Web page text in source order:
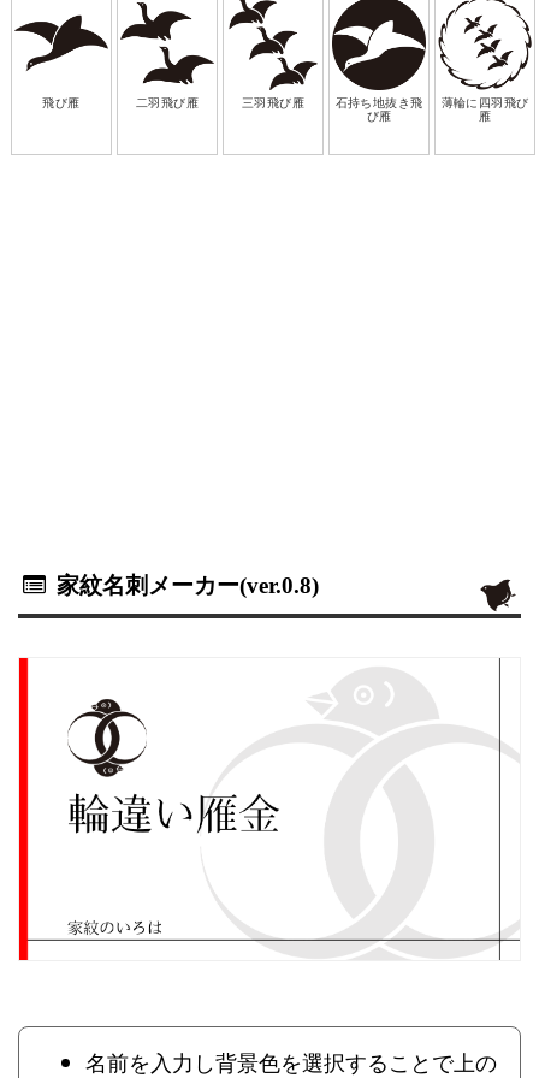
飛び雁 二羽飛び雁 三羽飛び雁
石持ち地抜き飛
び雁
薄輪に四羽飛び
雁
家紋名刺メーカー(ver.0.8)
名前を入力し背景色を選択することで上の